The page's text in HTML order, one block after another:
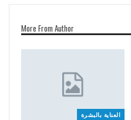
More From Author
العناية بالبشرة